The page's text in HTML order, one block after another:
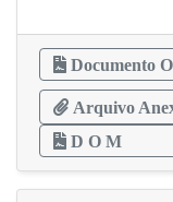
Documento
Arquivo
D O M